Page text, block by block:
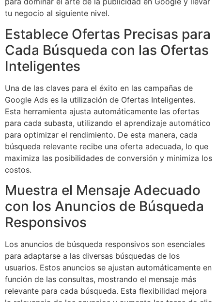
tu negocio al siguiente nivel.
Establece Ofertas Precisas para
Cada Búsqueda con las Ofertas
Inteligentes
Una de las claves para el éxito en las campañas de
Google Ads es la utilización de Ofertas Inteligentes.
Esta herramienta ajusta automáticamente las ofertas
para cada subasta, utilizando el aprendizaje automático
para optimizar el rendimiento. De esta manera, cada
búsqueda relevante recibe una oferta adecuada, lo que
maximiza las posibilidades de conversión y minimiza los
costos.
Muestra el Mensaje Adecuado
con los Anuncios de Búsqueda
Responsivos
Los anuncios de búsqueda responsivos son esenciales
para adaptarse a las diversas búsquedas de los
usuarios. Estos anuncios se ajustan automáticamente en
función de las consultas, mostrando el mensaje más
relevante para cada búsqueda. Esta flexibilidad mejora